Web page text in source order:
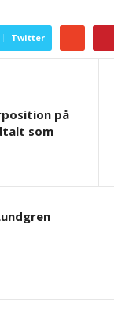
Twitter
på
som